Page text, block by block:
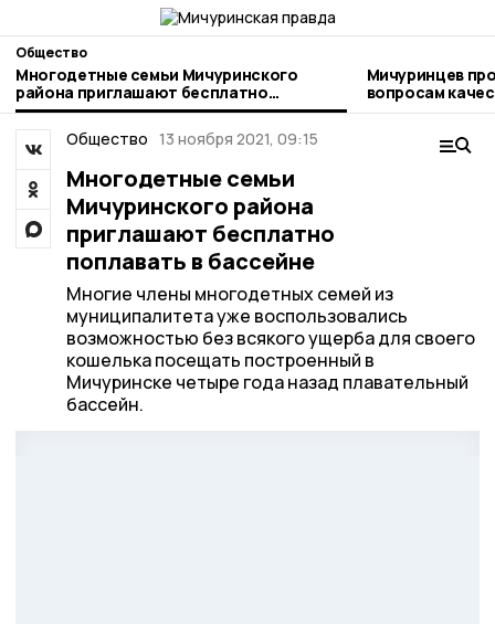
Общество
Многодетные семьи Мичуринского
района приглашают бесплатно
поплавать в бассейне
Мичуринцев
вопросам качества и
детских
Общество 13 ноября 2021, 09:15
Многодетные семьи
Мичуринского района
приглашают бесплатно
поплавать в бассейне
Многие члены многодетных семей из
муниципалитета уже воспользовались
возможностью без всякого ущерба для своего
кошелька посещать построенный в
Мичуринске четыре года назад плавательный
бассейн.